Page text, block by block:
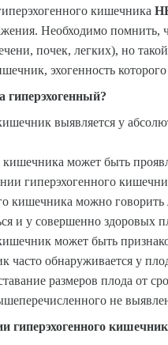
кишечника
Необходимо
почек, легких), но
эхогенность
выявляется у
может быть
гиперэхогенного
кишечника можно
и у совершенно здоровых
может быть
часто обнаруживается у
размеров плода от
не
гиперэхогенного